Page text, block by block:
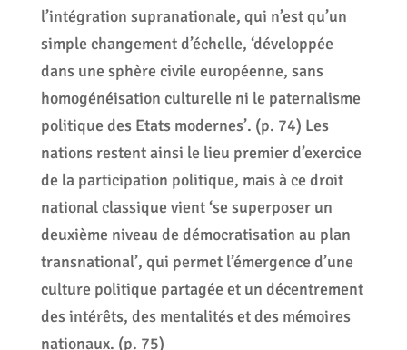
l’intégration supranationale, qui n’est qu’un
simple changement d’échelle, ‘développée
dans une sphère civile européenne, sans
homogénéisation culturelle ni le paternalisme
politique des Etats modernes’. (p. 74) Les
nations restent ainsi le lieu premier d’exercice
de la participation politique, mais à ce droit
national classique vient ‘se superposer un
deuxième niveau de démocratisation au plan
transnational’, qui permet l’émergence d’une
culture politique partagée et un décentrement
des intérêts, des mentalités et des mémoires
nationaux. (p. 75)